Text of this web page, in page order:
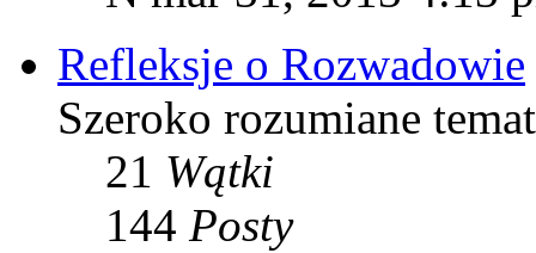
Refleksje o Rozwadowie
Szeroko rozumiane
21 Wątki
144 Posty